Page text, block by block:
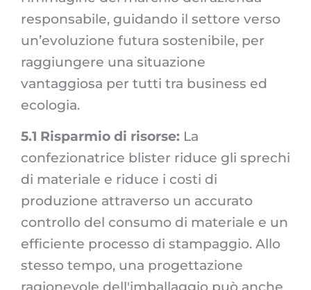
responsabile, guidando il settore verso
un’evoluzione futura sostenibile, per
raggiungere una situazione
vantaggiosa per tutti tra business ed
ecologia.
5.1 Risparmio di risorse: La
confezionatrice blister riduce gli sprechi
di materiale e riduce i costi di
produzione attraverso un accurato
controllo del consumo di materiale e un
efficiente processo di stampaggio. Allo
stesso tempo, una progettazione